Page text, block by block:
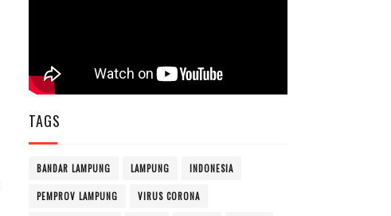
TAGS
BANDAR LAMPUNG LAMPUNG INDONESIA
PEMPROV LAMPUNG VIRUS CORONA